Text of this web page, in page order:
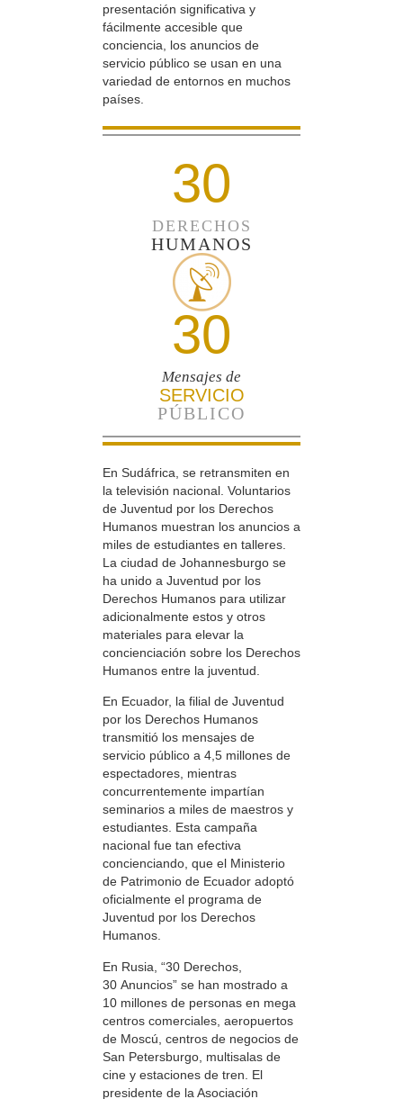
presentación significativa y
fácilmente accesible que
conciencia, los anuncios de
servicio público se usan en una
variedad de entornos en muchos
países.
30
DERECHOS
HUMANOS
30
Mensajes de
SERVICIO
PÚBLICO
En Sudáfrica, se retransmiten en
la televisión nacional. Voluntarios
de Juventud por los Derechos
Humanos muestran los anuncios a
miles de estudiantes en talleres.
La ciudad de Johannesburgo se
ha unido a Juventud por los
Derechos Humanos para utilizar
adicionalmente estos y otros
materiales para elevar la
concienciación sobre los Derechos
Humanos entre la juventud.
En Ecuador, la filial de Juventud
por los Derechos Humanos
transmitió los mensajes de
servicio público a 4,5 millones de
espectadores, mientras
concurrentemente impartían
seminarios a miles de maestros y
estudiantes. Esta campaña
nacional fue tan efectiva
concienciando, que el Ministerio
de Patrimonio de Ecuador adoptó
oficialmente el programa de
Juventud por los Derechos
Humanos.
En Rusia, “30 Derechos,
30 Anuncios” se han mostrado a
10 millones de personas en mega
centros comerciales, aeropuertos
de Moscú, centros de negocios de
San Petersburgo, multisalas de
cine y estaciones de tren. El
presidente de la Asociación